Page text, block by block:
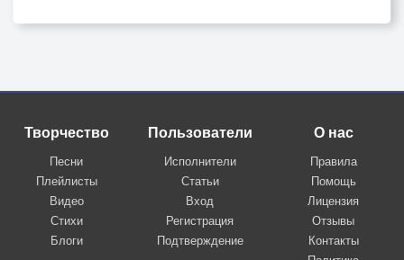
Творчество
Песни
Плейлисты
Видео
Стихи
Блоги
Пользователи
Исполнители
Статьи
Вход
Регистрация
Подтверждение
О нас
Правила
Помощь
Лицензия
Отзывы
Контакты